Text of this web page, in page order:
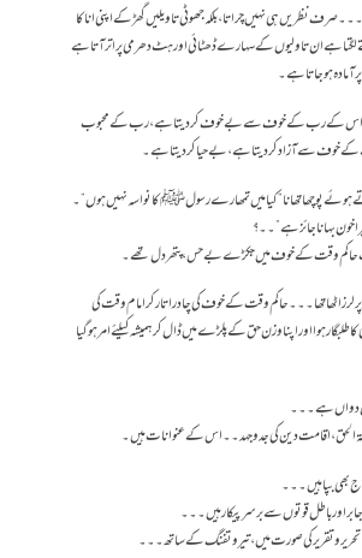
صرف نظریں ہی نہیں چراتا ، بلکہ جھوٹی تاویلیں گھڑ کے اپنی انا کا
ہے ان تاولیوں کے سہارے ڈھٹائی اور ہٹ دھرمی پر اتر آتا ہے
ہوجاتا ہے ۔
اس کے رب کے خوف سے بے خوف کر دیتا ہے ، رب کے محبوب
خوف سے آزاد کر دیتا ہے ،بے حیا کر دیتا ہے ۔
پوچھا تھا نا “کیا میں تمھارے رسول ﷺ کا نواسہ نہیں ہوں “۔
خون بہانا جائز ہے”۔۔؟
وقت کے خوف میں جکڑے بے حس ،پتھر دل تھے ۔
لرز اٹھا تھا ۔۔۔ حاکم وقت کے خوف کی چادر اتار کر امام وقت کی
طلبگار ہوا اور اپنا وزن حق کے پلڑے میں ڈال کر ہمیشہ کیلئے امر ہو گیا
دواں ہے ۔ ۔ ۔
، اقامت دین کی جدوجہد ۔۔اس کے عنوانات ہیں ۔
بپا ہیں ۔ ۔ ۔
اور باطل قوتوں سے برسر پیکار ہیں ۔ ۔ ۔
و تقریر کی صورت میں ،تیر و تفنگ کے ساتھ ۔ ۔ ۔